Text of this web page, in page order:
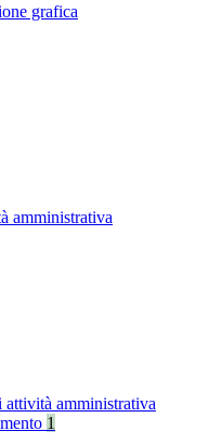
grafica
amministrativa
attività amministrativa
1